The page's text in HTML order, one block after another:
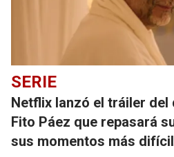
SERIE
Netflix lanzó el tráiler del
Fito Páez que repasará
sus momentos más